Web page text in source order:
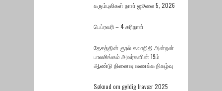
கரும்புலிகள் நாள் ஜூலை 5, 2026
பெப்ரவரி – 4 கரிநாள்
தேசத்தின் குரல் கலாநிதி அன்றன்
பாலசிங்கம் அவர்களின் 19ம்
ஆண்டு நினைவு வணக்க நிகழ்வு
Søknad om gyldig fravær 2025